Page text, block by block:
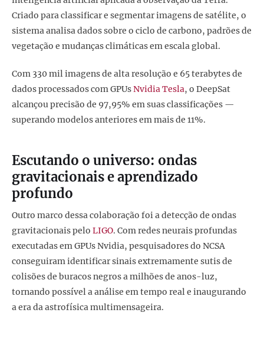
Criado para classificar e segmentar imagens de satélite, o
sistema analisa dados sobre o ciclo de carbono, padrões de
vegetação e mudanças climáticas em escala global.
Com 330 mil imagens de alta resolução e 65 terabytes de
dados processados com GPUsNvidia Tesla, o DeepSat
alcançou precisão de 97,95% em suas classificações —
superando modelos anteriores em mais de 11%.
Escutando o universo: ondas
gravitacionais e aprendizado
profundo
Outro marco dessa colaboração foi a detecção de ondas
gravitacionais pelo LIGO. Com redes neurais profundas
executadas em GPUs Nvidia, pesquisadores do NCSA
conseguiram identificar sinais extremamente sutis de
colisões de buracos negros a milhões de anos-luz,
tornando possível a análise em tempo real e inaugurando
a era da astrofísica multimensageira.